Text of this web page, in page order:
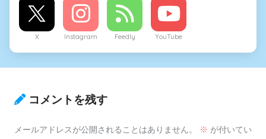
X Instagram Feedly YouTube
コメントを残す
メールアドレスが公開されることはありません。 ※ が付いてい